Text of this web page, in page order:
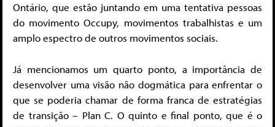
Ontário, que estão juntando em uma tentativa pessoas
do movimento Occupy, movimentos trabalhistas e um
amplo espectro de outros movimentos sociais.
Já mencionamos um quarto ponto, a importância de
desenvolver uma visão não dogmática para enfrentar o
que se poderia chamar de forma franca de estratégias
de transição – Plan C. O quinto e final ponto, que é o